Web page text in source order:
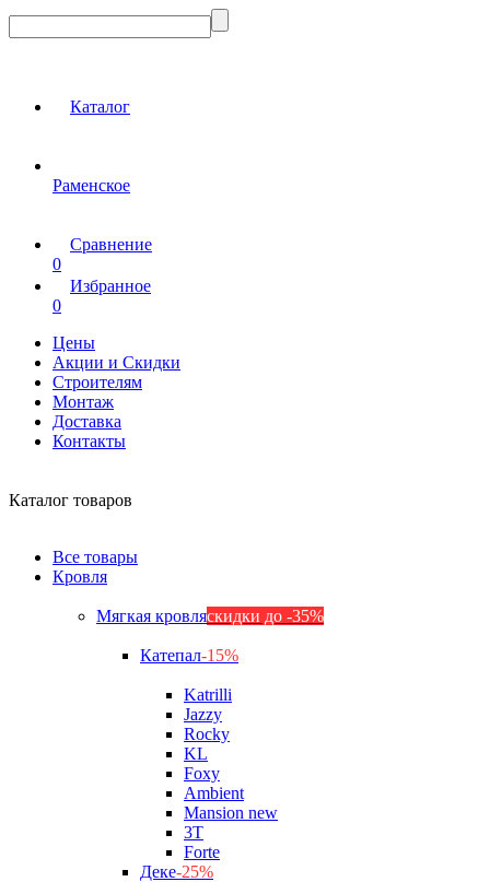
Каталог
Раменское
Сравнение
0
Избранное
0
Цены
Акции и Скидки
Строителям
Монтаж
Доставка
Контакты
Каталог товаров
Все товары
Кровля
Мягкая кровляскидки до -35%
Катепал-15%
Katrilli
Jazzy
Rocky
KL
Foxy
Ambient
Mansion new
3Т
Forte
Деке-25%